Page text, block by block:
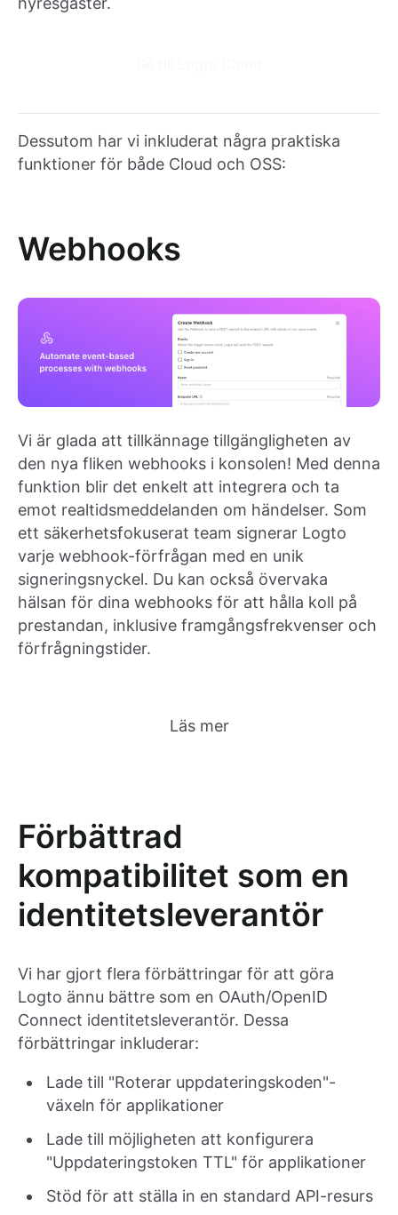
Dessutom har vi inkluderat några praktiska
funktioner för både Cloud och OSS:
Webhooks
Vi är glada att tillkännage tillgängligheten av
den nya fliken webhooks i konsolen! Med denna
funktion blir det enkelt att integrera och ta
emot realtidsmeddelanden om händelser. Som
ett säkerhetsfokuserat team signerar Logto
varje webhook-förfrågan med en unik
signeringsnyckel. Du kan också övervaka
hälsan för dina webhooks för att hålla koll på
prestandan, inklusive framgångsfrekvenser och
förfrågningstider.
Läs mer
Förbättrad
kompatibilitet som en
identitetsleverantör
Vi har gjort flera förbättringar för att göra
Logto ännu bättre som en OAuth/OpenID
Connect identitetsleverantör. Dessa
förbättringar inkluderar:
Lade till "Roterar uppdateringskoden"-
växeln för applikationer
Lade till möjligheten att konfigurera
"Uppdateringstoken TTL" för applikationer
Stöd för att ställa in en standard API-resurs